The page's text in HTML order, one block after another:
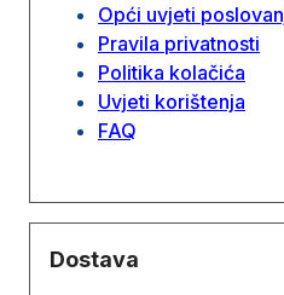
Opći uvjeti
Pravila privatnosti
Politika kolačića
Uvjeti korištenja
FAQ
Dostava